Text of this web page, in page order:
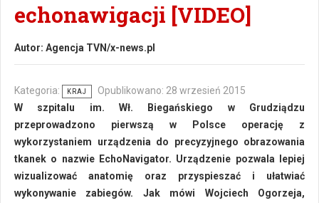
echonawigacji [VIDEO]
Autor: Agencja TVN/x-news.pl
Kategoria: KRAJ
Opublikowano: 28 wrzesień 2015
W szpitalu im. Wł. Biegańskiego w Grudziądzu
przeprowadzono pierwszą w Polsce operację z
wykorzystaniem urządzenia do precyzyjnego obrazowania
tkanek o nazwie EchoNavigator. Urządzenie pozwala lepiej
wizualizować anatomię oraz przyspieszać i ułatwiać
wykonywanie zabiegów. Jak mówi Wojciech Ogorzeja,